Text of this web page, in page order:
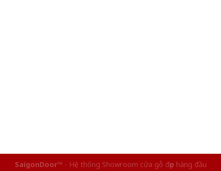
SaigonDoor™ - Hệ thống Showroom cửa gỗ đẹp hàng đầu